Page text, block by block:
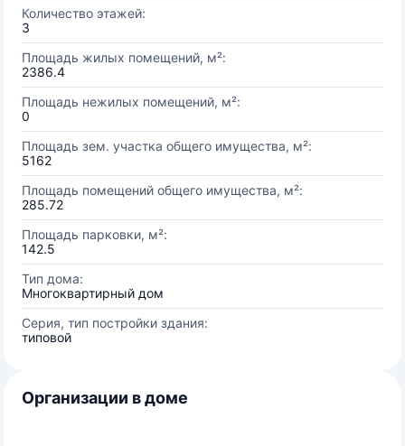
Количество этажей:
3
Площадь жилых помещений, м²:
2386.4
Площадь нежилых помещений, м²:
0
Площадь зем. участка общего имущества, м²:
5162
Площадь помещений общего имущества, м²:
285.72
Площадь парковки, м²:
142.5
Тип дома:
Многоквартирный дом
Серия, тип постройки здания:
типовой
Организации в доме